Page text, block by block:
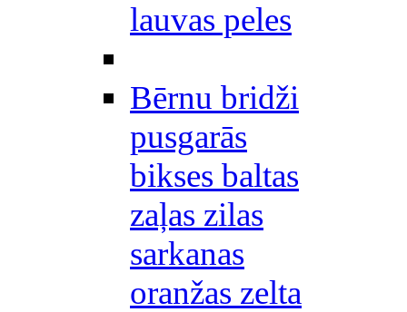
lauvas peles
Bērnu bridži
pusgarās
bikses baltas
zaļas zilas
sarkanas
oranžas zelta